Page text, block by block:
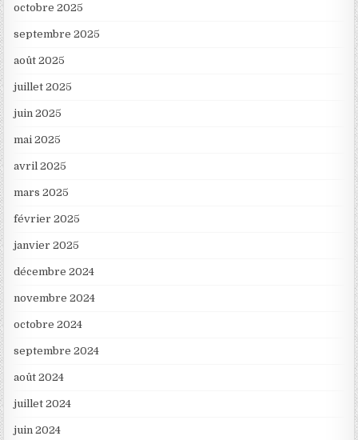
octobre 2025
septembre 2025
août 2025
juillet 2025
juin 2025
mai 2025
avril 2025
mars 2025
février 2025
janvier 2025
décembre 2024
novembre 2024
octobre 2024
septembre 2024
août 2024
juillet 2024
juin 2024